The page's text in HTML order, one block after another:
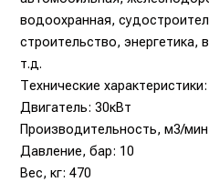
водоохранная,
строительство,
т.д.
Технические характеристики:
Двигатель: 30кВт
Производительность, м3/
Давление, бар: 10
Вес, кг: 470